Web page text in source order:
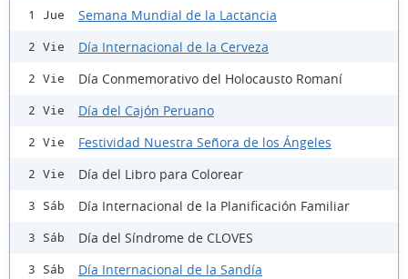
1 Jue Semana Mundial de la Lactancia
2 Vie Día Internacional de la Cerveza
2 Vie Día Conmemorativo del Holocausto Romaní
2 Vie Día del Cajón Peruano
2 Vie Festividad Nuestra Señora de los Ángeles
2 Vie Día del Libro para Colorear
3 Sáb Día Internacional de la Planificación Familiar
3 Sáb Día del Síndrome de CLOVES
3 Sáb Día Internacional de la Sandía